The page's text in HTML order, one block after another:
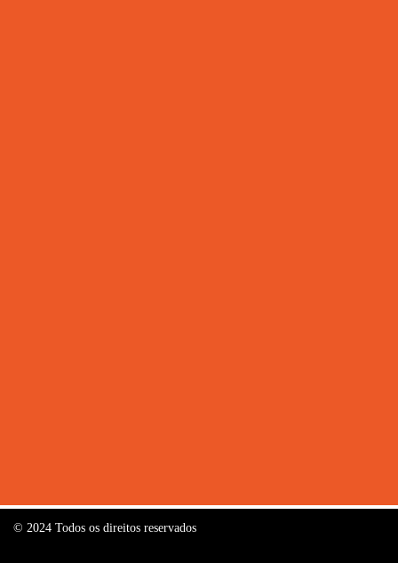
© 2024 Todos os direitos reservados